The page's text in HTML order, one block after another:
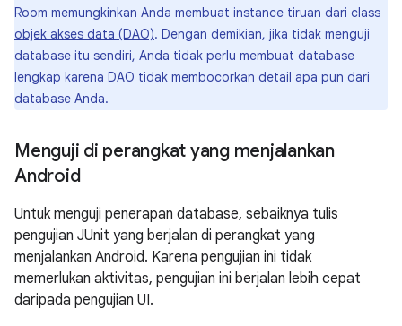
Room memungkinkan Anda membuat instance tiruan dari class
objek akses data (DAO). Dengan demikian, jika tidak menguji
database itu sendiri, Anda tidak perlu membuat database
lengkap karena DAO tidak membocorkan detail apa pun dari
database Anda.
Menguji di perangkat yang menjalankan
Android
Untuk menguji penerapan database, sebaiknya tulis
pengujian JUnit yang berjalan di perangkat yang
menjalankan Android. Karena pengujian ini tidak
memerlukan aktivitas, pengujian ini berjalan lebih cepat
daripada pengujian UI.